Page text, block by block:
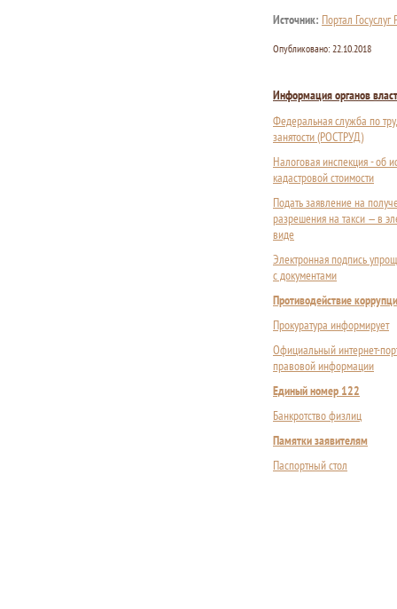
Источник: Портал Госуслуг
Опубликовано: 22.10.2018
Информация органов
Федеральная служба по
занятости (РОСТРУД)
Налоговая инспекция - об
кадастровой стоимости
Подать заявление на
разрешения на такси — в
виде
Электронная подпись
с документами
Противодействие
Прокуратура информирует
Официальный интернет-
правовой информации
Единый номер 122
Банкротство физлиц
Памятки заявителям
Паспортный стол